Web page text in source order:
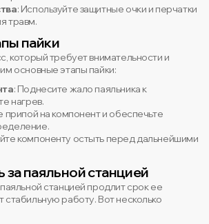
: Используйте защитные очки и перчатки
травм.
пайки
который требует внимательности и
основные этапы пайки:
: Поднесите жало паяльника к
нагрев.
припой на компонент и обеспечьте
компоненту остыть перед дальнейшими
за паяльной станцией
станцией продлит срок ее
работу. Вот несколько